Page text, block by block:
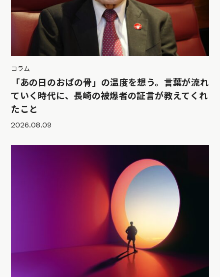
コラム
「あの日のおばの骨」の温度を想う。言葉が流れ
ていく時代に、長崎の被爆者の証言が教えてくれ
たこと
2026.08.09